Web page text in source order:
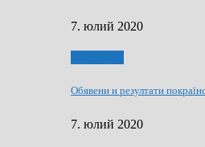
7. юлий 2020
Обявени и резултати
7. юлий 2020